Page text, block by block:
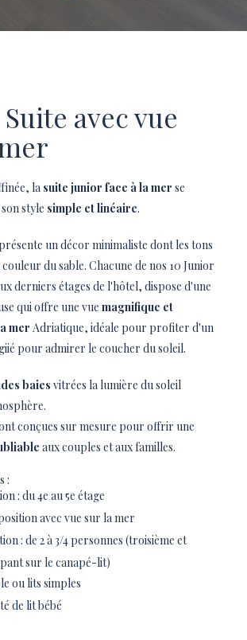
avec vue
la suite junior face à la mer se
style simple et linéaire.
un décor minimaliste dont les tons
du sable. Chacune de nos 10 Junior
derniers étages de l'hôtel, dispose d'une
qui offre une vue magnifique et
mer Adriatique, idéale pour profiter d'un
pour admirer le coucher du soleil.
baies vitrées la lumière du soleil
conçues sur mesure pour offrir une
aux couples et aux familles.
:
: du 4e au 5e étage
avec vue sur la mer
: de 2 à 3/4 personnes (troisième et
sur le canapé-lit)
ou lits simples
de lit bébé